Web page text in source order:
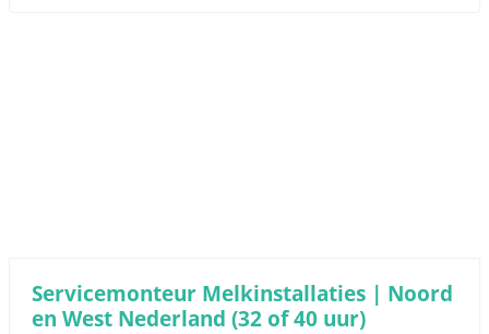
Servicemonteur Melkinstallaties | Noord
en West Nederland (32 of 40 uur)